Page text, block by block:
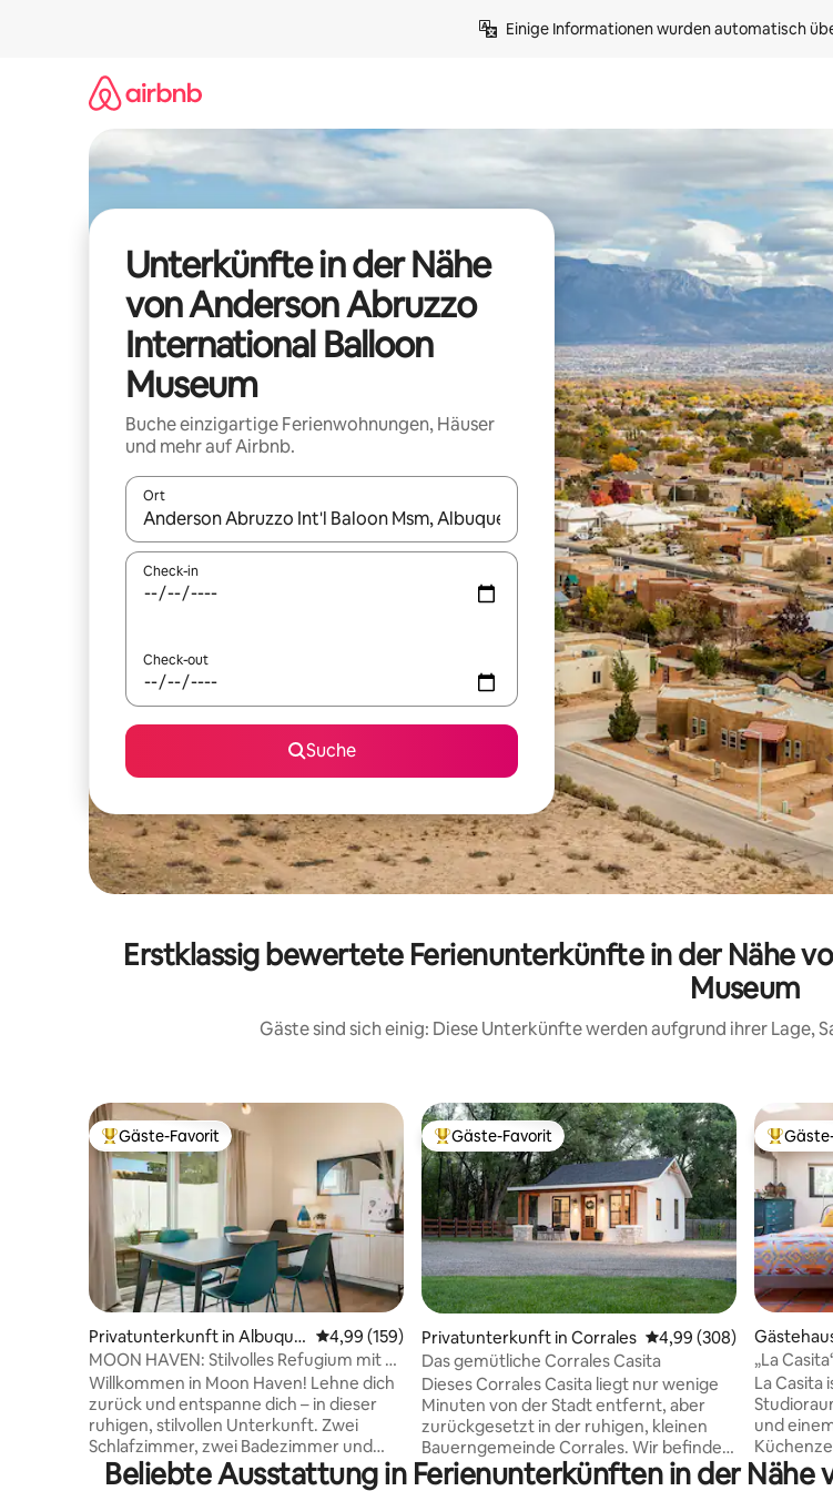
Einige Informationen wurden automatisch
Unterkünfte in der Nähe
von Anderson Abruzzo
International Balloon
Museum
Buche einzigartige Ferienwohnungen, Häuser
und mehr auf Airbnb.
Ort
Wenn Ergebnisse verfügbar sind, navigiere mit den Pfeiltasten nach oben und unten oder
Check-in
Check-out
Suche
Erstklassig bewertete Ferienunterkünfte in der Nähe
Museum
Gäste sind sich einig: Diese Unterkünfte werden aufgrund ihrer
Beliebter Gäste-Favorit.
Gäste-Favorit
Privatunterkunft in Albuque
rque
Durchschnittliche Bewertung: 4,99 von 5, 159 Bewertungen
4,99 (159)
MOON HAVEN: Stilvolles Refugium mit 2
Schlafzimmern und Terrasse
Willkommen in Moon Haven! Lehne dich
zurück und entspanne dich – in dieser
ruhigen, stilvollen Unterkunft. Zwei
Schlafzimmer, zwei Badezimmer und
eine private Terrasse ganz für dich allein
Beliebter Gäste-Favorit.
Gäste-Favorit
Privatunterkunft in Corrales Durchschnittliche
4,99 (308)
Das gemütliche Corrales Casita
Dieses Corrales Casita liegt nur wenige
Minuten von der Stadt entfernt, aber
zurückgesetzt in der ruhigen, kleinen
Bauerngemeinde Corrales. Wir befinden
uns an der beliebten Corrales Acequia
„La
La Casita
und
Beliebte Ausstattung in Ferienunterkünften in der